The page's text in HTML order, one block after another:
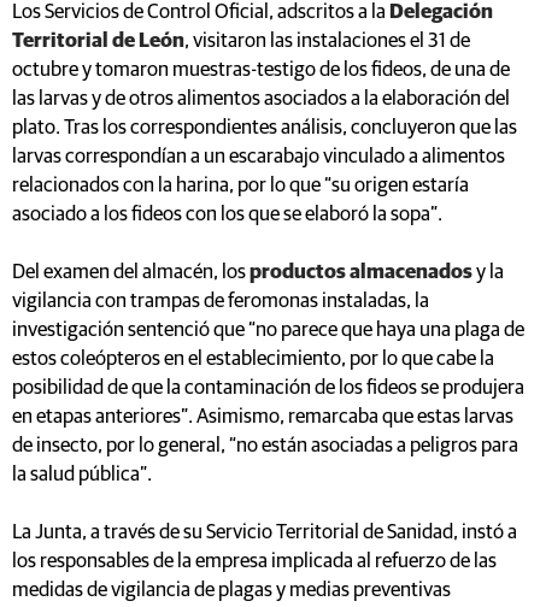
Los Servicios de Control Oficial, adscritos a la Delegación
Territorial de León, visitaron las instalaciones el 31 de
octubre y tomaron muestras-testigo de los fideos, de una de
las larvas y de otros alimentos asociados a la elaboración del
plato. Tras los correspondientes análisis, concluyeron que las
larvas correspondían a un escarabajo vinculado a alimentos
relacionados con la harina, por lo que “su origen estaría
asociado a los fideos con los que se elaboró la sopa”.
Del examen del almacén, losproductos almacenadosy la
vigilancia con trampas de feromonas instaladas, la
investigación sentenció que “no parece que haya una plaga de
estos coleópteros en el establecimiento, por lo que cabe la
posibilidad de que la contaminación de los fideos se produjera
en etapas anteriores”. Asimismo, remarcaba que estas larvas
de insecto, por lo general, “no están asociadas a peligros para
la salud pública”.
La Junta, a través de su Servicio Territorial de Sanidad, instó a
los responsables de la empresa implicada al refuerzo de las
medidas de vigilancia de plagas y medias preventivas